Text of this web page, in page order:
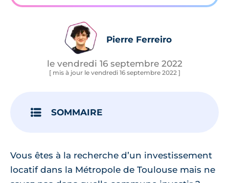
Pierre Ferreiro
le vendredi 16 septembre 2022
[ mis à jour le vendredi 16 septembre 2022 ]
SOMMAIRE
Vous êtes à la recherche d’un investissement
locatif dans la Métropole de Toulouse mais ne